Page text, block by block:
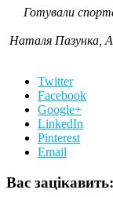
Готували
Наталя Пазунка,
Twitter
Facebook
Google+
LinkedIn
Pinterest
Email
Вас зацікавить: